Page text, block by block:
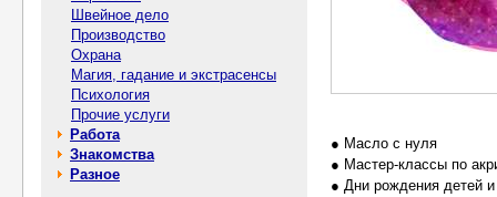
Швейное дело
Производство
Охрана
Магия, гадание и экстрасенсы
Психология
Прочие услуги
Работа
Знакомства
Разное
● Масло с нуля
● Мастер-классы по
● Дни рождения детей и